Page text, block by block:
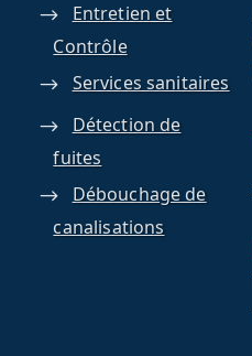
Entretien et
Contrôle
Services sanitaires
Détection de
fuites
Débouchage de
canalisations